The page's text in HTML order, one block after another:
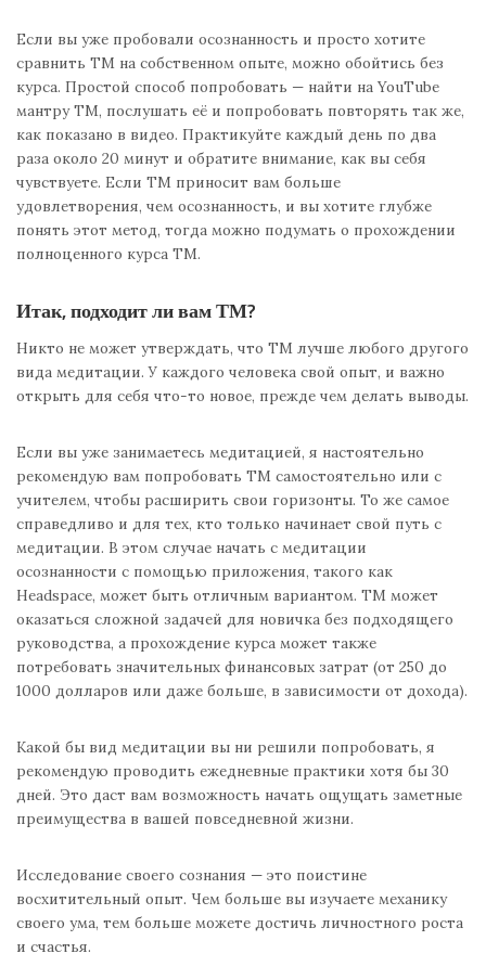
Если вы уже пробовали осознанность и просто хотите
сравнить ТМ на собственном опыте, можно обойтись без
курса. Простой способ попробовать — найти на YouTube
мантру ТМ, послушать её и попробовать повторять так же,
как показано в видео. Практикуйте каждый день по два
раза около 20 минут и обратите внимание, как вы себя
чувствуете. Если ТМ приносит вам больше
удовлетворения, чем осознанность, и вы хотите глубже
понять этот метод, тогда можно подумать о прохождении
полноценного курса ТМ.
Итак, подходит ли вам ТМ?
Никто не может утверждать, что ТМ лучше любого другого
вида медитации. У каждого человека свой опыт, и важно
открыть для себя что-то новое, прежде чем делать выводы.
Если вы уже занимаетесь медитацией, я настоятельно
рекомендую вам попробовать ТМ самостоятельно или с
учителем, чтобы расширить свои горизонты. То же самое
справедливо и для тех, кто только начинает свой путь с
медитации. В этом случае начать с медитации
осознанности с помощью приложения, такого как
Headspace, может быть отличным вариантом. ТМ может
оказаться сложной задачей для новичка без подходящего
руководства, а прохождение курса может также
потребовать значительных финансовых затрат (от 250 до
1000 долларов или даже больше, в зависимости от дохода).
Какой бы вид медитации вы ни решили попробовать, я
рекомендую проводить ежедневные практики хотя бы 30
дней. Это даст вам возможность начать ощущать заметные
преимущества в вашей повседневной жизни.
Исследование своего сознания — это поистине
восхитительный опыт. Чем больше вы изучаете механику
своего ума, тем больше можете достичь личностного роста
и счастья.